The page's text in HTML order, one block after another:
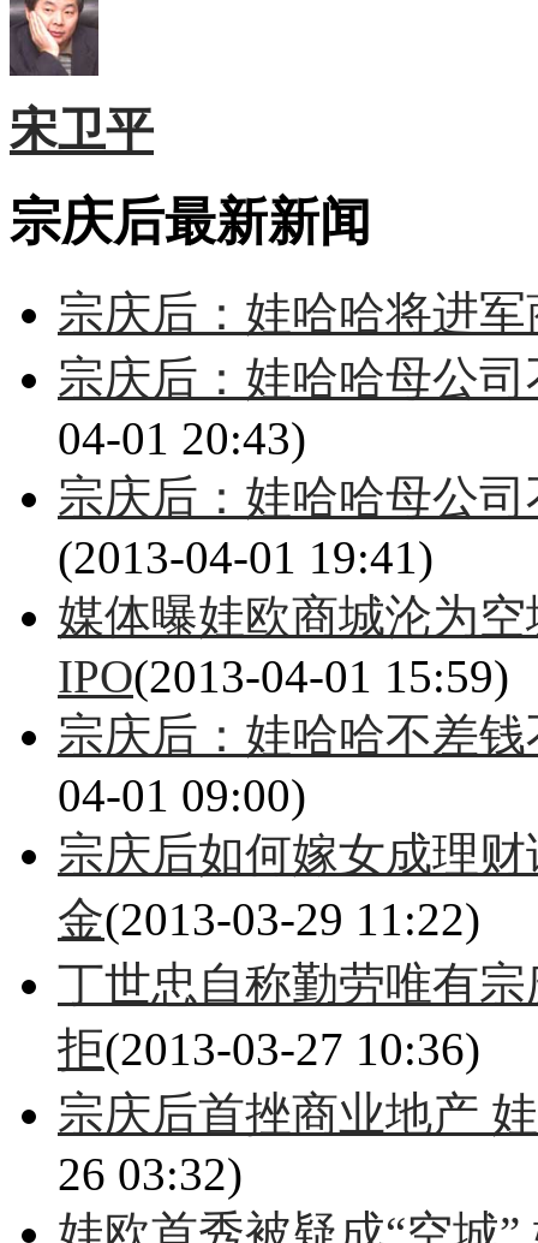
宋卫平
宗庆后最新新闻
宗庆后：娃哈哈将进
宗庆后：娃哈哈母公
04-01 20:43)
宗庆后：娃哈哈母公
(2013-04-01 19:41)
媒体曝娃欧商城沦为
IPO(2013-04-01 15:59)
宗庆后：娃哈哈不差
04-01 09:00)
宗庆后如何嫁女成理
金(2013-03-29 11:22)
丁世忠自称勤劳唯有
拒(2013-03-27 10:36)
宗庆后首挫商业地产
26 03:32)